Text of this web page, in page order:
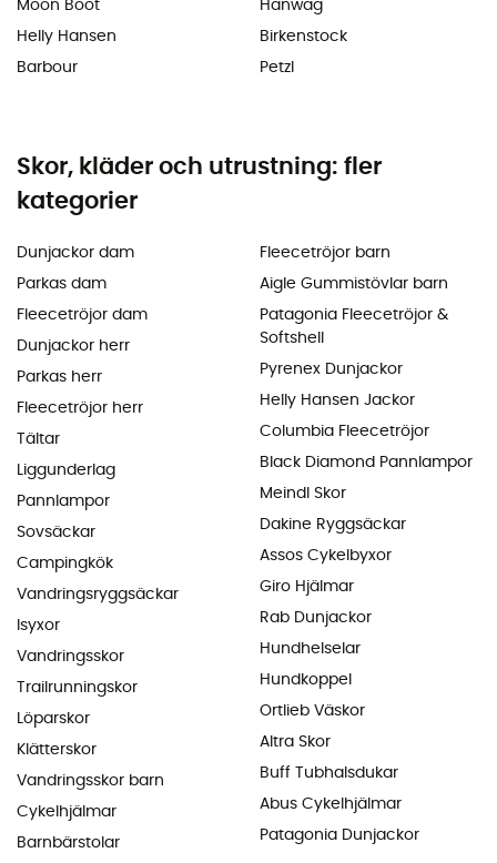
Moon Boot
Helly Hansen
Barbour
Hanwag
Birkenstock
Petzl
Skor, kläder och utrustning: fler
kategorier
Dunjackor dam
Parkas dam
Fleecetröjor dam
Dunjackor herr
Parkas herr
Fleecetröjor herr
Tältar
Liggunderlag
Pannlampor
Sovsäckar
Campingkök
Vandringsryggsäckar
Isyxor
Vandringsskor
Trailrunningskor
Löparskor
Klätterskor
Vandringsskor barn
Cykelhjälmar
Barnbärstolar
Fleecetröjor barn
Aigle Gummistövlar barn
Patagonia Fleecetröjor &
Softshell
Pyrenex Dunjackor
Helly Hansen Jackor
Columbia Fleecetröjor
Black Diamond Pannlampor
Meindl Skor
Dakine Ryggsäckar
Assos Cykelbyxor
Giro Hjälmar
Rab Dunjackor
Hundhelselar
Hundkoppel
Ortlieb Väskor
Altra Skor
Buff Tubhalsdukar
Abus Cykelhjälmar
Patagonia Dunjackor